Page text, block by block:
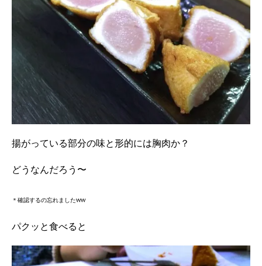
揚がっている部分の味と形的には胸肉か？
どうなんだろう〜
＊確認するの忘れましたww
パクッと食べると